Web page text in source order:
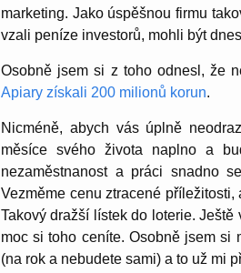
marketing. Jako úspěšnou firmu
vzali peníze investorů, mohli být
Osobně jsem si z toho odnesl, že
Apiary získali 200 milionů korun.
Nicméně, abych vás úplně
měsíce svého života naplno a
nezaměstnanost a práci snadno
Vezměme cenu ztracené
Takový dražší lístek do loterie.
moc si toho ceníte. Osobně jsem si
(na rok a nebudete sami) a to už mi